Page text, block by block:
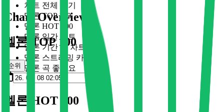
차트 전체 보기
멜론 TOP 100
멜론 HOT 100
멜론 일간 차트
멜론 기간 별 차트
멜론 스트리밍 카드
멜론 곡 좋아요
Chart Overview
멜론 TOP 100
순위
멜론 HOT 100